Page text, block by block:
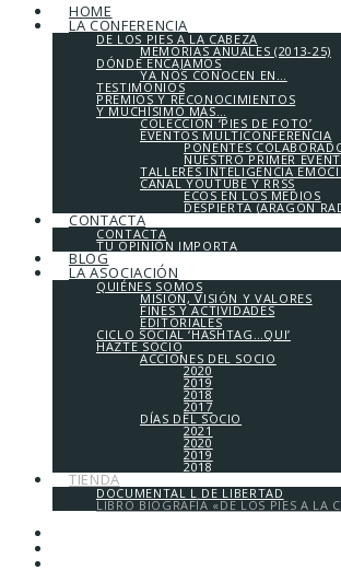
HOME
LA CONFERENCIA
DE LOS PIES A LA CABEZA
MEMORIAS ANUALES (2013-25)
DÓNDE ENCAJAMOS
YA NOS CONOCEN EN…
TESTIMONIOS
PREMIOS Y RECONOCIMIENTOS
Y MUCHÍSIMO MÁS…
COLECCIÓN ‘PIES DE FOTO’
EVENTOS MULTICONFERENCIA
PONENTES
NUESTRO PRIMER
TALLERES INTELIGENCIA
CANAL YOUTUBE Y RRSS
ECOS EN LOS MEDIOS
DESPIERTA (ARAGÓN
CONTACTA
CONTACTA
TU OPINIÓN IMPORTA
BLOG
LA ASOCIACIÓN
QUIÉNES SOMOS
MISIÓN, VISIÓN Y VALORES
FINES Y ACTIVIDADES
EDITORIALES
CICLO SOCIAL ‘HASHTAG…QUI’
HAZTE SOCIO
ACCIONES DEL SOCIO
2020
2019
2018
2017
DÍAS DEL SOCIO
2021
2020
2019
2018
TIENDA
DOCUMENTAL L DE LIBERTAD
LIBRO BIOGRAFÍA «DE LOS PIES A LA